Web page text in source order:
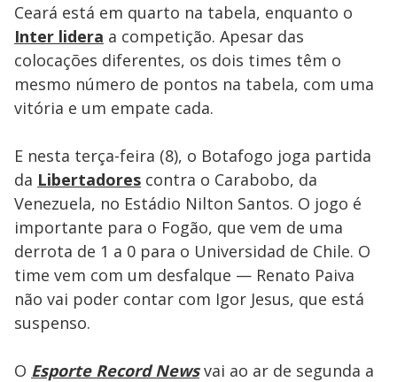
Ceará está em quarto na tabela, enquanto o
Inter lidera a competição. Apesar das
colocações diferentes, os dois times têm o
mesmo número de pontos na tabela, com uma
vitória e um empate cada.
E nesta terça-feira (8), o Botafogo joga partida
da Libertadores contra o Carabobo, da
Venezuela, no Estádio Nilton Santos. O jogo é
importante para o Fogão, que vem de uma
derrota de 1 a 0 para o Universidad de Chile. O
time vem com um desfalque — Renato Paiva
não vai poder contar com Igor Jesus, que está
suspenso.
O Esporte Record Newsvai ao ar de segunda a